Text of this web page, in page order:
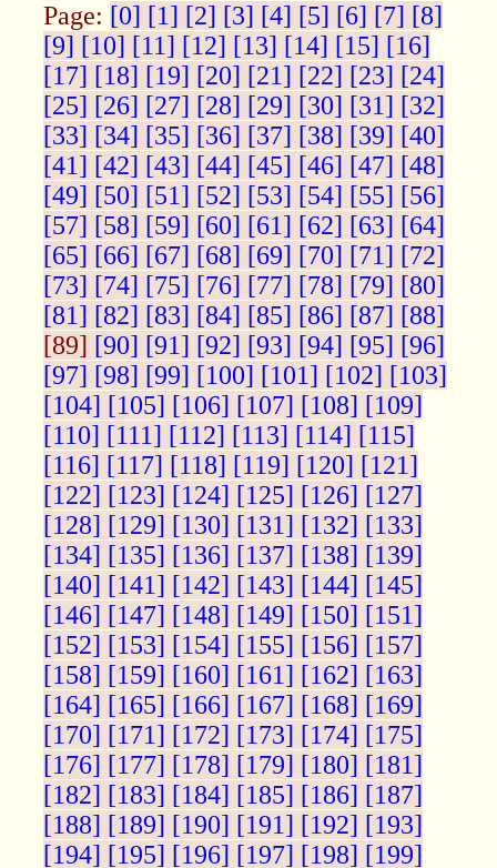
Page: [0] [1] [2] [3] [4] [5] [6] [7] [8]
[9] [10] [11] [12] [13] [14] [15] [16]
[17] [18] [19] [20] [21] [22] [23] [24]
[25] [26] [27] [28] [29] [30] [31] [32]
[33] [34] [35] [36] [37] [38] [39] [40]
[41] [42] [43] [44] [45] [46] [47] [48]
[49] [50] [51] [52] [53] [54] [55] [56]
[57] [58] [59] [60] [61] [62] [63] [64]
[65] [66] [67] [68] [69] [70] [71] [72]
[73] [74] [75] [76] [77] [78] [79] [80]
[81] [82] [83] [84] [85] [86] [87] [88]
[89] [90] [91] [92] [93] [94] [95] [96]
[97] [98] [99] [100] [101] [102] [103]
[104] [105] [106] [107] [108] [109]
[110] [111] [112] [113] [114] [115]
[116] [117] [118] [119] [120] [121]
[122] [123] [124] [125] [126] [127]
[128] [129] [130] [131] [132] [133]
[134] [135] [136] [137] [138] [139]
[140] [141] [142] [143] [144] [145]
[146] [147] [148] [149] [150] [151]
[152] [153] [154] [155] [156] [157]
[158] [159] [160] [161] [162] [163]
[164] [165] [166] [167] [168] [169]
[170] [171] [172] [173] [174] [175]
[176] [177] [178] [179] [180] [181]
[182] [183] [184] [185] [186] [187]
[188] [189] [190] [191] [192] [193]
[194] [195] [196] [197] [198] [199]